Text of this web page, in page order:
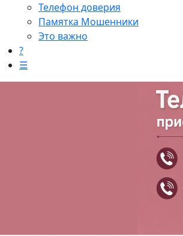
Телефон доверия
Памятка Мошенники
Это важно
?
☰